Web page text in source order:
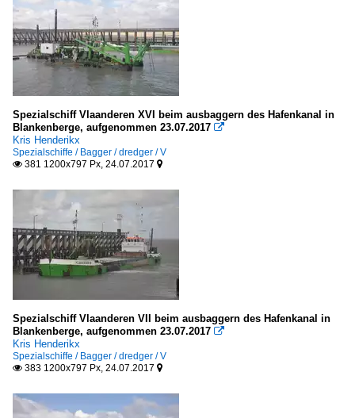
Spezialschiff Vlaanderen XVI beim ausbaggern des Hafenkanal in
Blankenberge, aufgenommen 23.07.2017 
Kris Henderikx
Spezialschiffe / Bagger / dredger / V
 381 1200x797 Px, 24.07.2017 
Spezialschiff Vlaanderen VII beim ausbaggern des Hafenkanal in
Blankenberge, aufgenommen 23.07.2017 
Kris Henderikx
Spezialschiffe / Bagger / dredger / V
 383 1200x797 Px, 24.07.2017 